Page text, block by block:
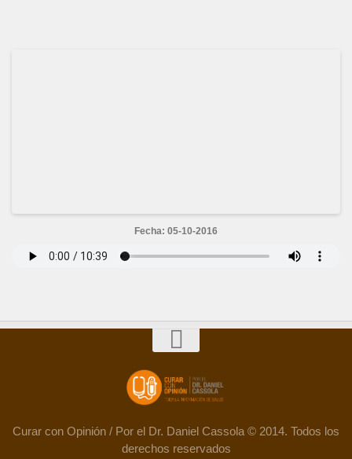
Fecha: 05-10-2016
Curar con Opinión / Por el Dr. Daniel Cassola © 2014. Todos los
derechos reservados